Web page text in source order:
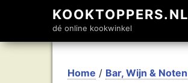
KOOKTOPPERS.NL
dé online kookwinkel
Home / Bar, Wijn & Noten